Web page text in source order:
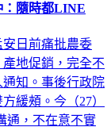
隨時都LINE
日前痛批農委
地促銷，完全不
知。事後行政院
緩頰。今（27）
通，不在意不實